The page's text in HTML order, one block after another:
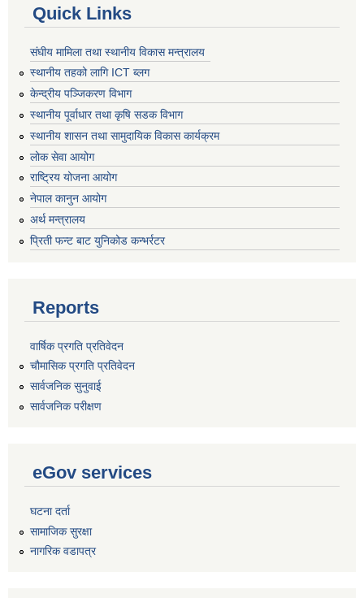
Quick Links
संघीय मामिला तथा स्थानीय विकास मन्त्रालय
स्थानीय तहको लागि ICT ब्लग
केन्द्रीय पञ्जिकरण विभाग
स्थानीय पूर्वाधार तथा कृषि सडक विभाग
स्थानीय शासन तथा सामुदायिक विकास कार्यक्रम
लोक सेवा आयोग
राष्ट्रिय योजना आयोग
नेपाल कानुन आयोग
अर्थ मन्त्रालय
प्रिती फन्ट बाट युनिकोड कन्भर्रटर
Reports
वार्षिक प्रगति प्रतिवेदन
चौमासिक प्रगति प्रतिवेदन
सार्वजनिक सुनुवाई
सार्वजनिक परीक्षण
eGov services
घटना दर्ता
सामाजिक सुरक्षा
नागरिक वडापत्र